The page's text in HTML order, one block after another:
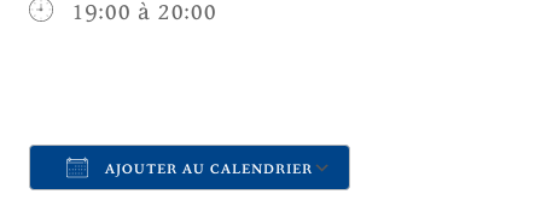
19:00 à 20:00
AJOUTER AU CALENDRIER